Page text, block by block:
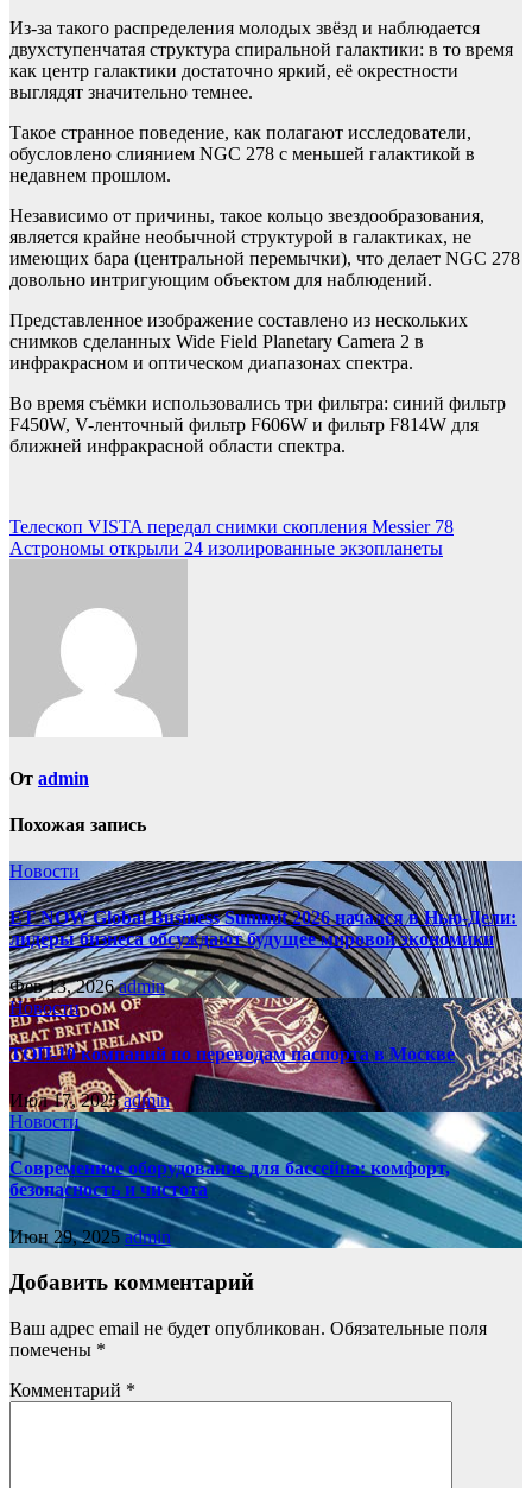
Из-за такого распределения молодых звёзд и наблюдается
двухступенчатая структура спиральной галактики: в то время
как центр галактики достаточно яркий, её окрестности
выглядят значительно темнее.
Такое странное поведение, как полагают исследователи,
обусловлено слиянием NGC 278 с меньшей галактикой в
недавнем прошлом.
Независимо от причины, такое кольцо звездообразования,
является крайне необычной структурой в галактиках, не
имеющих бара (центральной перемычки), что делает NGC 278
довольно интригующим объектом для наблюдений.
Представленное изображение составлено из нескольких
снимков сделанных Wide Field Planetary Camera 2 в
инфракрасном и оптическом диапазонах спектра.
Во время съёмки использовались три фильтра: синий фильтр
F450W, V-ленточный фильтр F606W и фильтр F814W для
ближней инфракрасной области спектра.
Навигация
по
Телескоп VISTA передал снимки скопления Messier 78
Астрономы открыли 24 изолированные экзопланеты
От admin
Похожая запись
Новости
ET NOW Global Business Summit 2026 начался в Нью‑Дели:
лидеры бизнеса обсуждают будущее мировой экономики
Фев 13, 2026admin
Новости
ТОП-10 компаний по переводам паспорта в Москве
Июл 17, 2025admin
Новости
Современное оборудование для бассейна: комфорт,
безопасность и чистота
Июн 29, 2025admin
Добавить комментарий
Ваш адрес email не будет опубликован. Обязательные поля
помечены *
Комментарий *